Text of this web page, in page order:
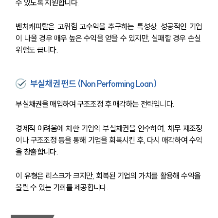
수 있도록 지원합니다.
벤처캐피탈은 고위험 고수익을 추구하는 특성상, 성공적인 기업
이 나올 경우 매우 높은 수익을 얻을 수 있지만, 실패할 경우 손실
위험도 큽니다.
부실채권 펀드 (Non Performing Loan)
부실채권을 매입하여 구조조정 후 매각하는 전략입니다.
경제적 어려움에 처한 기업의 부실채권을 인수하여, 채무 재조정
이나 구조조정 등을 통해 기업을 회복시킨 후, 다시 매각하여 수익
을 창출합니다.
이 유형은 리스크가 크지만, 회복된 기업의 가치를 활용해 수익을
올릴 수 있는 기회를 제공합니다.